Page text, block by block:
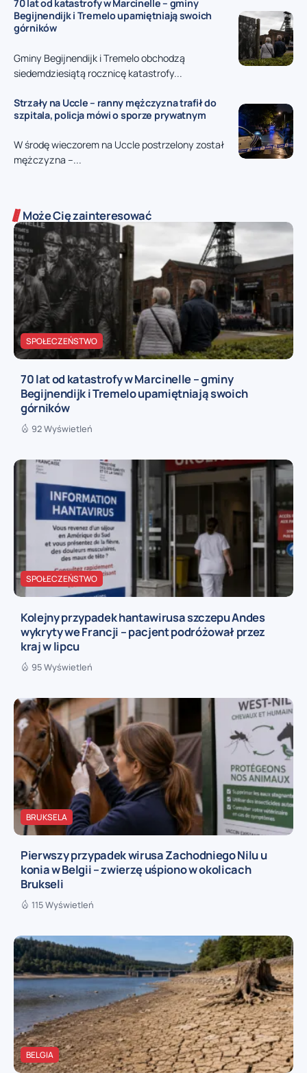
70 lat od katastrofy w Marcinelle – gminy
Begijnendijk i Tremelo upamiętniają swoich
górników
Gminy Begijnendijk i Tremelo obchodzą
siedemdziesiątą rocznicę katastrofy...
Strzały na Uccle – ranny mężczyzna trafił do
szpitala, policja mówi o sporze prywatnym
W środę wieczorem na Uccle postrzelony został
mężczyzna –...
Może Cię zainteresować
SPOŁECZEŃSTWO
70 lat od katastrofy w Marcinelle – gminy
Begijnendijk i Tremelo upamiętniają swoich
górników
92 Wyświetleń
SPOŁECZEŃSTWO
Kolejny przypadek hantawirusa szczepu Andes
wykryty we Francji – pacjent podróżował przez
kraj w lipcu
95 Wyświetleń
BRUKSELA
Pierwszy przypadek wirusa Zachodniego Nilu u
konia w Belgii – zwierzę uśpiono w okolicach
Brukseli
115 Wyświetleń
BELGIA